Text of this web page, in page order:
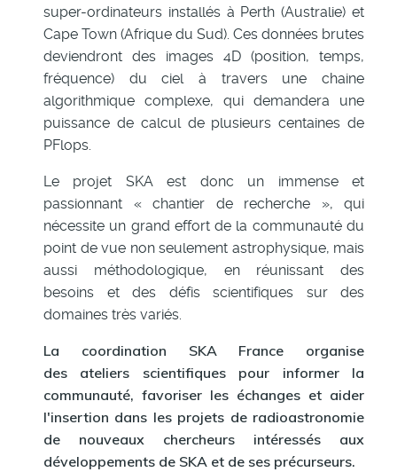
super-ordinateurs installés à Perth (Australie) et
Cape Town (Afrique du Sud). Ces données brutes
deviendront des images 4D (position, temps,
fréquence) du ciel à travers une chaine
algorithmique complexe, qui demandera une
puissance de calcul de plusieurs centaines de
PFlops.
Le projet SKA est donc un immense et
passionnant « chantier de recherche », qui
nécessite un grand effort de la communauté du
point de vue non seulement astrophysique, mais
aussi méthodologique, en réunissant des
besoins et des défis scientifiques sur des
domaines très variés.
La coordination SKA France organise
des ateliers scientifiquespour informer la
communauté, favoriser les échanges et aider
l'insertion dans les projets de radioastronomie
de nouveaux chercheurs intéressés aux
développements de SKA et de ses précurseurs.